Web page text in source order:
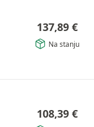
137,89 €
Na stanju
108,39 €